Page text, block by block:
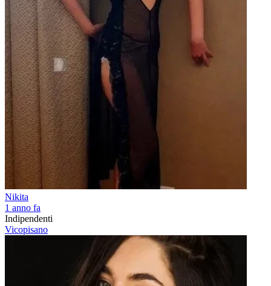
Nikita
1 anno fa
Indipendenti
Vicopisano